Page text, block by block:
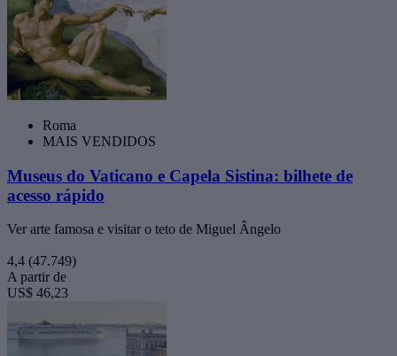
Roma
MAIS VENDIDOS
Museus do Vaticano e Capela Sistina: bilhete de
acesso rápido
Ver arte famosa e visitar o teto de Miguel Ângelo
4,4 (47.749)
A partir de
US$ 46,23